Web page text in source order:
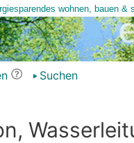
Suchen